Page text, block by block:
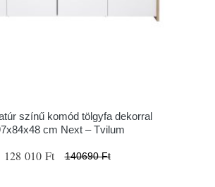
színű komód tölgyfa dekorral
cm Next – Tvilum
128 010 Ft 140690 Ft